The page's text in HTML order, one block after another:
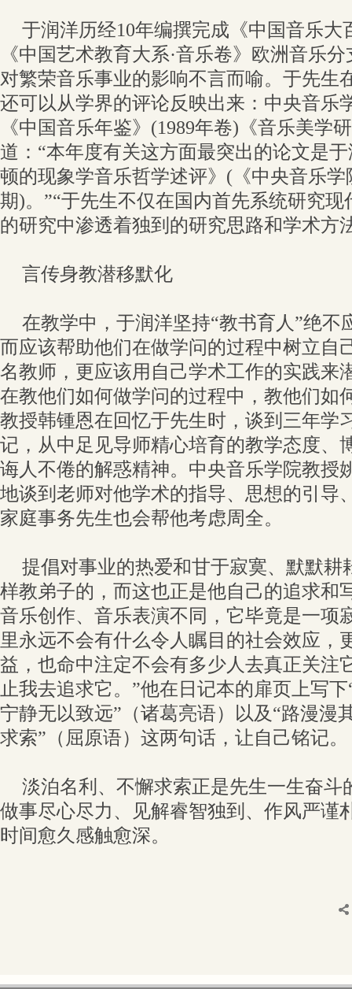
于润洋历经10年编撰完成《中国音乐大
《中国艺术教育大系·音乐卷》欧洲音乐
对繁荣音乐事业的影响不言而喻。于先生
还可以从学界的评论反映出来：中央音乐
《中国音乐年鉴》(1989年卷)《音乐美学
道：“本年度有关这方面最突出的论文是
顿的现象学音乐哲学述评》(《中央音乐学
期)。”“于先生不仅在国内首先系统研究
的研究中渗透着独到的研究思路和学术方
言传身教潜移默化
在教学中，于润洋坚持“教书育人”绝不
而应该帮助他们在做学问的过程中树立自
名教师，更应该用自己学术工作的实践来
在教他们如何做学问的过程中，教他们如
教授韩锺恩在回忆于先生时，谈到三年学
记，从中足见导师精心培育的教学态度、
诲人不倦的解惑精神。中央音乐学院教授
地谈到老师对他学术的指导、思想的引导
家庭事务先生也会帮他考虑周全。
提倡对事业的热爱和甘于寂寞、默默耕
样教弟子的，而这也正是他自己的追求和
音乐创作、音乐表演不同，它毕竟是一项
里永远不会有什么令人瞩目的社会效应，
益，也命中注定不会有多少人去真正关注
止我去追求它。”他在日记本的扉页上写
宁静无以致远”（诸葛亮语）以及“路漫漫
求索”（屈原语）这两句话，让自己铭记。
淡泊名利、不懈求索正是先生一生奋斗
做事尽心尽力、见解睿智独到、作风严谨
时间愈久感触愈深。